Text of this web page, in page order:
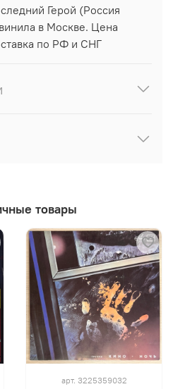
Герой (Россия
в Москве. Цена
по РФ и СНГ
товары
арт. 3225359032